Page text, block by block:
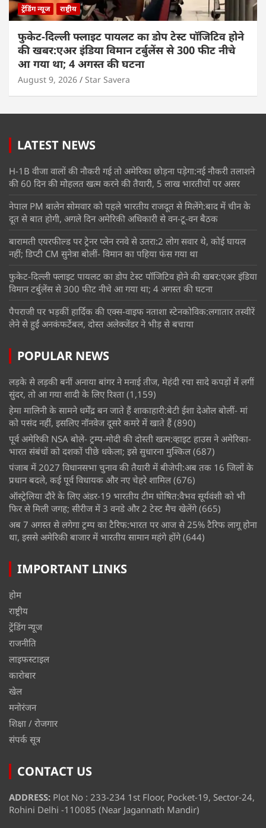
ट्रेंडिंग न्यूज राष्ट्रीय
फुकेट-दिल्ली फ्लाइट पायलट का डोप टेस्ट पॉजिटिव होने
की खबर:एअर इंडिया विमान टर्बुलेंस से 300 फीट नीचे
आ गया था; 4 अगस्त की घटना
August 9, 2026 Star Savera
LATEST NEWS
H-1B वीजा वालों की नौकरी गई तो अमेरिका छोड़ना पड़ेगा:नई नौकरी तलाशने
की 60 दिन की मोहलत खत्म करने की तैयारी, 5 लाख भारतीयों पर असर
नेपाल PM बालेन सोमवार को पहले भारतीय राजदूत से मिलेंगे:बाद में चीन के
दूत से बात होगी, अगले दिन अमेरिकी अधिकारी से वन-टू-वन बैठक
बारामती एयरफील्ड पर ट्रेनर प्लेन रनवे से उतरा:2 लोग सवार थे, कोई घायल
नहीं; डिप्टी CM सुनेत्रा बोलीं- विमान का पहिया फंस गया था
फुकेट-दिल्ली फ्लाइट पायलट का डोप टेस्ट पॉजिटिव होने की खबर:एअर इंडिया
विमान टर्बुलेंस से 300 फीट नीचे आ गया था; 4 अगस्त की घटना
पैपराजी पर भड़कीं हार्दिक की एक्स-वाइफ नताशा स्टेनकोविक:लगातार तस्वीरें
लेने से हुईं अनकंफर्टेबल, दोस्त अलेक्जेंडर ने भीड़ से बचाया
POPULAR NEWS
लड़के से लड़की बनीं अनाया बांगर ने मनाई तीज, मेहंदी रचा सादे कपड़ों में लगीं
सुंदर, तो आ गया शादी के लिए रिश्ता (1,159)
हेमा मालिनी के सामने धर्मेंद्र बन जाते हैं शाकाहारी:बेटी ईशा देओल बोलीं- मां
को पसंद नहीं, इसलिए नॉनवेज दूसरे कमरे में खाते हैं (890)
पूर्व अमेरिकी NSA बोले- ट्रम्प-मोदी की दोस्ती खत्म:व्हाइट हाउस ने अमेरिका-
भारत संबंधों को दशकों पीछे धकेला; इसे सुधारना मुश्किल (687)
पंजाब में 2027 विधानसभा चुनाव की तैयारी में बीजेपी:अब तक 16 जिलों के
प्रधान बदले, कई पूर्व विधायक और नए चेहरे शामिल (676)
ऑस्ट्रेलिया दौरे के लिए अंडर-19 भारतीय टीम घोषित:वैभव सूर्यवंशी को भी
फिर से मिली जगह; सीरीज में 3 वनडे और 2 टेस्ट मैच खेलेंगे (665)
अब 7 अगस्त से लगेगा ट्रम्प का टैरिफ:भारत पर आज से 25% टैरिफ लागू होना
था, इससे अमेरिकी बाजार में भारतीय सामान महंगे होंगे (644)
IMPORTANT LINKS
होम
राष्ट्रीय
ट्रेंडिंग न्यूज
राजनीति
लाइफस्टाइल
कारोबार
खेल
मनोरंजन
शिक्षा / रोजगार
संपर्क सूत्र
CONTACT US
ADDRESS: Plot No : 233-234 1st Floor, Pocket-19, Sector-24,
Rohini Delhi -110085 (Near Jagannath Mandir)